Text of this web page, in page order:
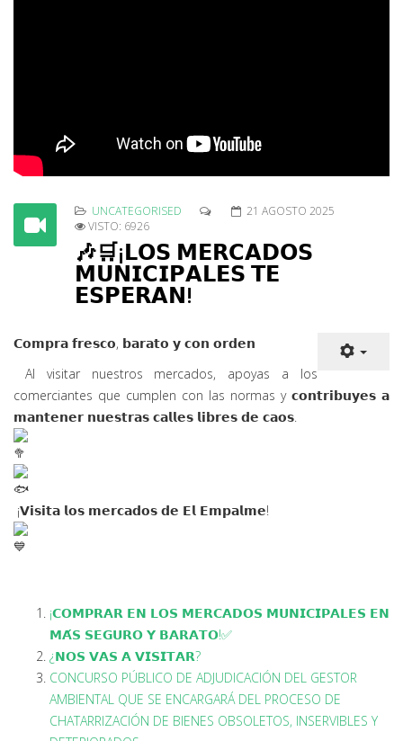
UNCATEGORISED
21 AGOSTO 2025
VISTO: 6926
🎶🛒¡𝗟𝗢𝗦 𝗠𝗘𝗥𝗖𝗔𝗗𝗢𝗦
𝗠𝗨𝗡𝗜𝗖𝗜𝗣𝗔𝗟𝗘𝗦 𝗧𝗘
𝗘𝗦𝗣𝗘𝗥𝗔𝗡!
𝗖𝗼𝗺𝗽𝗿𝗮 𝗳𝗿𝗲𝘀𝗰𝗼, 𝗯𝗮𝗿𝗮𝘁𝗼 𝘆 𝗰𝗼𝗻 𝗼𝗿𝗱𝗲𝗻
Al visitar nuestros mercados, apoyas a los
comerciantes que cumplen con las normas y 𝗰𝗼𝗻𝘁𝗿𝗶𝗯𝘂𝘆𝗲𝘀 𝗮
𝗺𝗮𝗻𝘁𝗲𝗻𝗲𝗿 𝗻𝘂𝗲𝘀𝘁𝗿𝗮𝘀 𝗰𝗮𝗹𝗹𝗲𝘀 𝗹𝗶𝗯𝗿𝗲𝘀 𝗱𝗲 𝗰𝗮𝗼𝘀.
¡𝗩𝗶𝘀𝗶𝘁𝗮 𝗹𝗼𝘀 𝗺𝗲𝗿𝗰𝗮𝗱𝗼𝘀 𝗱𝗲 𝗘𝗹 𝗘𝗺𝗽𝗮𝗹𝗺𝗲!
¡𝗖𝗢𝗠𝗣𝗥𝗔𝗥 𝗘𝗡 𝗟𝗢𝗦 𝗠𝗘𝗥𝗖𝗔𝗗𝗢𝗦 𝗠𝗨𝗡𝗜𝗖𝗜𝗣𝗔𝗟𝗘𝗦 𝗘𝗡
𝗠𝗔́𝗦 𝗦𝗘𝗚𝗨𝗥𝗢 𝗬 𝗕𝗔𝗥𝗔𝗧𝗢!✅
¿𝗡𝗢𝗦 𝗩𝗔𝗦 𝗔 𝗩𝗜𝗦𝗜𝗧𝗔𝗥?
CONCURSO PÚBLICO DE ADJUDICACIÓN DEL GESTOR
AMBIENTAL QUE SE ENCARGARÁ DEL PROCESO DE
CHATARRIZACIÓN DE BIENES OBSOLETOS, INSERVIBLES Y